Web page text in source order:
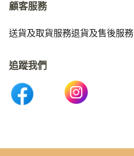
顧客服務
送貨及取貨服務退貨及售後服務
追蹤我們